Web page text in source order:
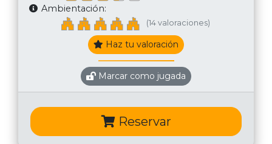
Ambientación:
(14 valoraciones)
Haz tu valoración
Marcar como jugada
Reservar